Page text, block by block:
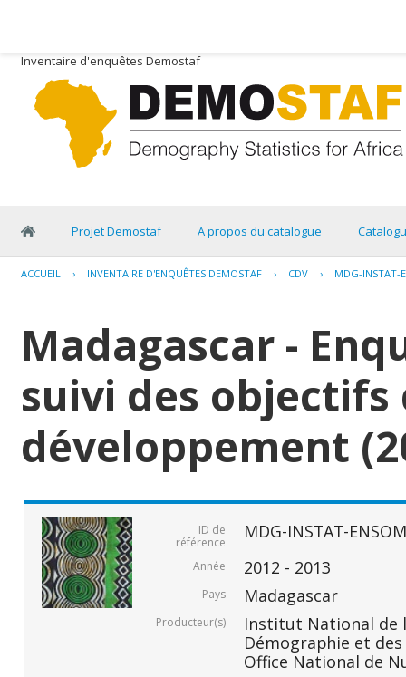
Inventaire d'enquêtes Demostaf
Projet Demostaf A propos du catalogue
ACCUEIL › INVENTAIRE D'ENQUÊTES DEMOSTAF › CDV › MDG-INSTAT-
Madagascar -
suivi des
développement
ID de
référence
MDG-INSTAT-
Année 2012 - 2013
Pays Madagascar
Producteur(s)
Institut National de
Démographie et
Office National de